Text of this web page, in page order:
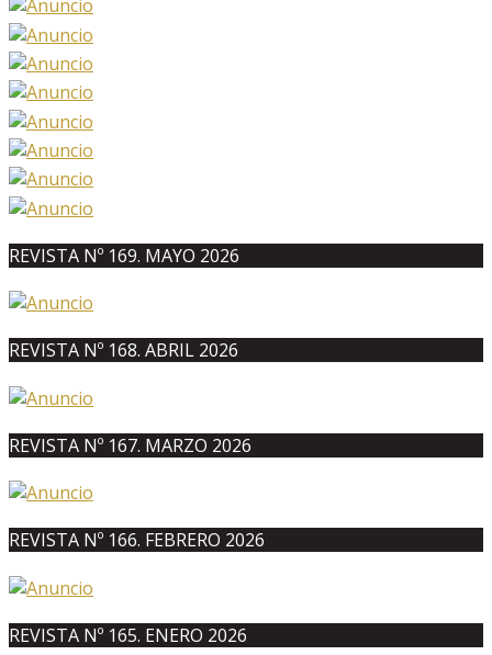
REVISTA Nº 169. MAYO 2026
REVISTA Nº 168. ABRIL 2026
REVISTA Nº 167. MARZO 2026
REVISTA Nº 166. FEBRERO 2026
REVISTA Nº 165. ENERO 2026